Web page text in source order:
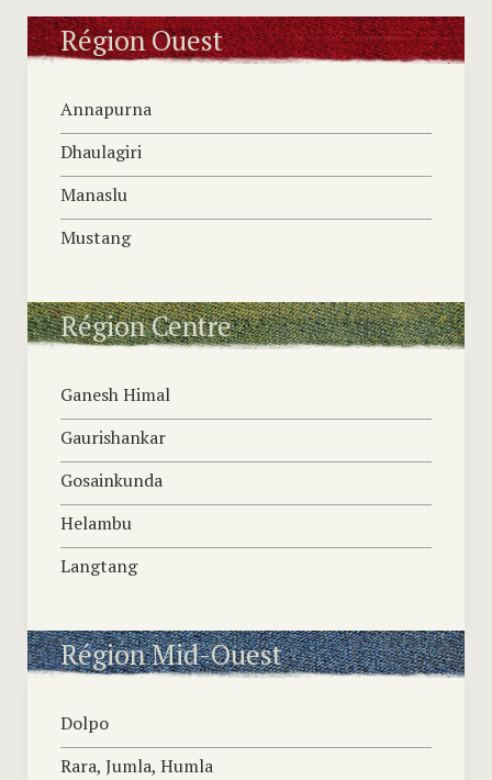
Région Ouest
Annapurna
Dhaulagiri
Manaslu
Mustang
Région Centre
Ganesh Himal
Gaurishankar
Gosainkunda
Helambu
Langtang
Région Mid-Ouest
Dolpo
Rara, Jumla, Humla